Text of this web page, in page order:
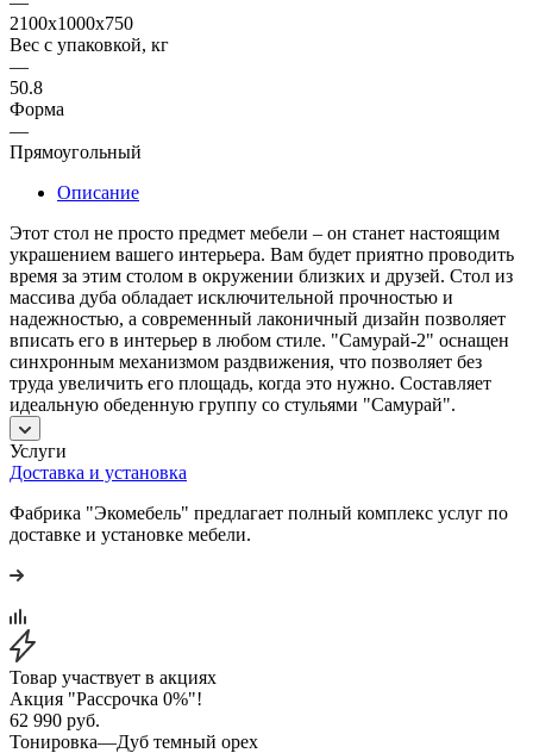
2100х1000х750
Вес с упаковкой, кг
—
50.8
Форма
—
Прямоугольный
Описание
Этот стол не просто предмет мебели – он станет настоящим
украшением вашего интерьера. Вам будет приятно проводить
время за этим столом в окружении близких и друзей. Стол из
массива дуба обладает исключительной прочностью и
надежностью, а современный лаконичный дизайн позволяет
вписать его в интерьер в любом стиле. "Самурай-2" оснащен
синхронным механизмом раздвижения, что позволяет без
труда увеличить его площадь, когда это нужно. Составляет
идеальную обеденную группу со стульями "Самурай".
Услуги
Доставка и установка
Фабрика "Экомебель" предлагает полный комплекс услуг по
доставке и установке мебели.
Товар участвует в акциях
Акция "Рассрочка 0%"!
62 990 руб.
Тонировка—Дуб темный орех